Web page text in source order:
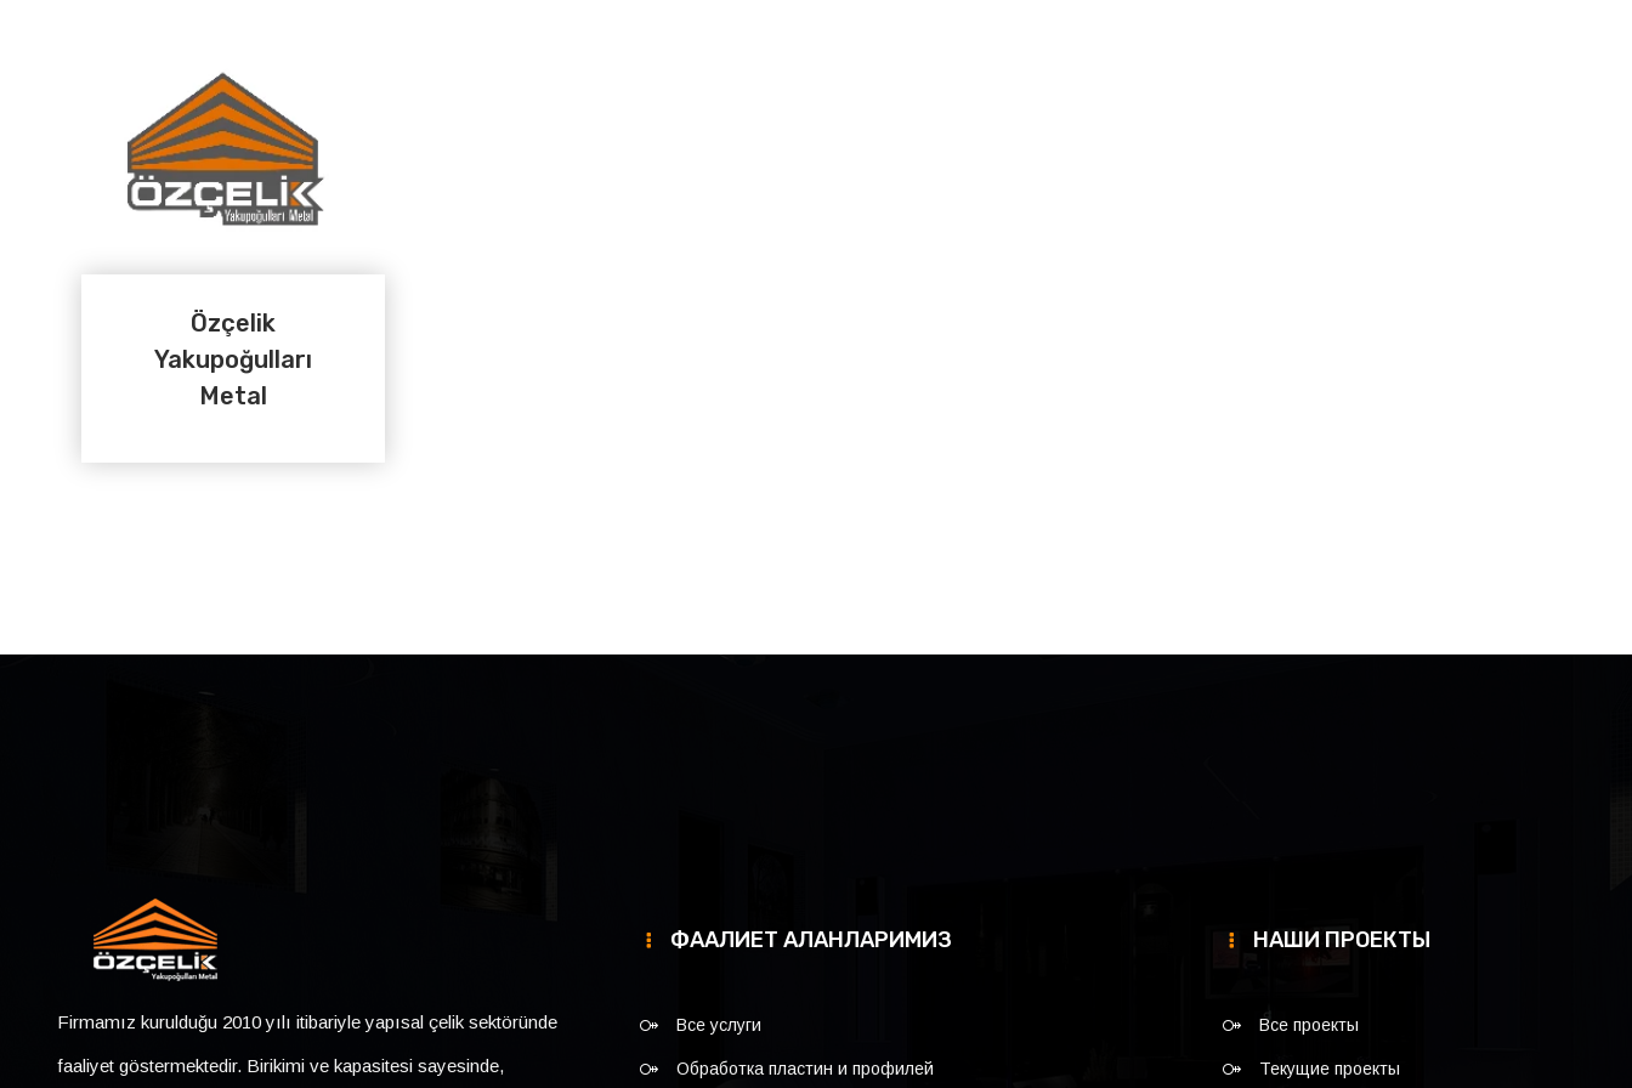
Özçelik
Yakupoğulları
Metal
Firmamız kurulduğu 2010 yılı itibariyle yapısal çelik sektöründe
faaliyet göstermektedir. Birikimi ve kapasitesi sayesinde,
ФААЛИЕТ АЛАНЛАРИМИЗ
Все услуги
Обработка пластин и профилей
НАШИ ПРОЕКТЫ
Все проекты
Текущие проекты